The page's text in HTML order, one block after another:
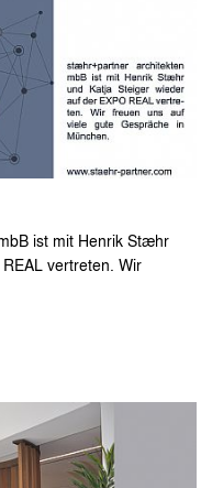
ist mit Henrik Stæhr
vertreten. Wir